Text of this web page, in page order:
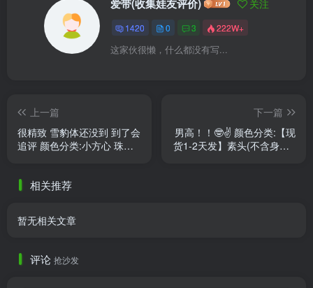
爱带(收集娃友评价) 关注
1420 0 3 222W+
这家伙很懒，什么都没有写...
上一篇
很精致 雪豹体还没到 到了会
追评 颜色分类:小方心 珠光
下一篇
男高！！🤓✌️ 颜色分类:【现
货1-2天发】素头(不含身体);
相关推荐
暂无相关文章
评论 抢沙发